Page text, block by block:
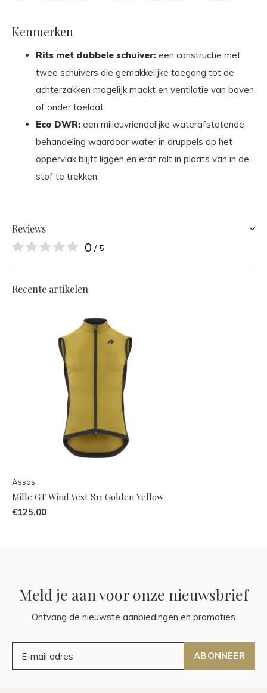
Kenmerken
Rits met dubbele schuiver: een constructie met
twee schuivers die gemakkelijke toegang tot de
achterzakken mogelijk maakt en ventilatie van boven
of onder toelaat.
Eco DWR: een milieuvriendelijke waterafstotende
behandeling waardoor water in druppels op het
oppervlak blijft liggen en eraf rolt in plaats van in de
stof te trekken.
Reviews
0 / 5
Recente artikelen
Assos
Mille GT Wind Vest S11 Golden Yellow
€125,00
Meld je aan voor onze nieuwsbrief
Ontvang de nieuwste aanbiedingen en promoties
ABONNEER